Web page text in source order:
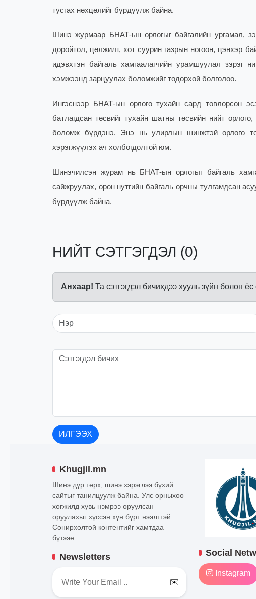
тусгах нөхцөлийг бүрдүүлж байна.
Шинэ журмаар БНАТ-ын орлогыг байгалийн ургамал,
доройтол, цөлжилт, хот суурин газрын ногоон, цэнхэр
идэвхтэн байгаль хамгаалагчийн урамшуулал зэрэг
хэмжээнд зарцуулах боломжийг тодорхой болголоо.
Ингэснээр БНАТ-ын орлого тухайн сард төвлөрсөн
батлагдсан төсвийг тухайн шатны төсвийн нийт
боломж бүрдэнэ. Энэ нь улирлын шинжтэй орлого
хэрэгжүүлэх ач холбогдолтой юм.
Шинэчилсэн журам нь БНАТ-ын орлогыг байгаль
сайжруулах, орон нутгийн байгаль орчны тулгамдсан
бүрдүүлж байна.
НИЙТ СЭТГЭГДЭЛ (0)
Анхаар! Та сэтгэгдэл бичихдээ хууль зүйн болон
ИЛГЭЭХ
Khugjil.mn
Шинэ дүр төрх, шинэ хэрэглээ бүхий
сайтыг танилцуулж байна. Улс орныхоо
хөгжилд хувь нэмрээ оруулсан
оруулахыг хүссэн хүн бүрт нээлттэй.
Сонирхолтой контентийг хамтдаа
бүтээе.
Newsletters
✉️
Social
Instagram